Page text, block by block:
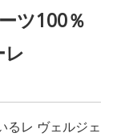
ツ100％
るレ ヴェルジェ